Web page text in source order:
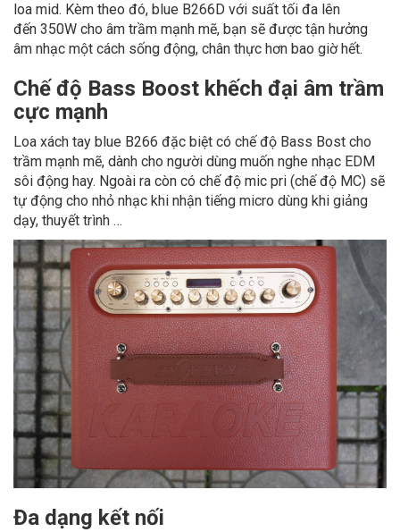
loa mid. Kèm theo đó, blue B266D với suất tối đa lên
đến 350W cho âm trầm mạnh mẽ, bạn sẽ được tận hưởng
âm nhạc một cách sống động, chân thực hơn bao giờ hết.
Chế độ Bass Boost khếch đại âm trầm
cực mạnh
Loa xách tay blue B266 đặc biệt có chế độ Bass Bost cho
trầm mạnh mẽ, dành cho người dùng muốn nghe nhạc EDM
sôi động hay. Ngoài ra còn có chế độ mic pri (chế độ MC) sẽ
tự động cho nhỏ nhạc khi nhận tiếng micro dùng khi giảng
dạy, thuyết trình …
Đa dạng kết nối